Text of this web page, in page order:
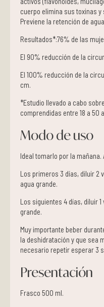
cuerpo elimina sus toxinas y
Previene la retención de
Resultados*:76% de las
El 90% reducción de la
El 100% reducción de la
cm.
*Estudio llevado a cabo
comprendidas entre 18 a 50
Modo de uso
Ideal tomarlo por la
Los primeros 3 días, diluir 2
agua grande.
Los siguientes 4 días, diluir
grande.
Muy importante beber
la deshidratación y que sea
necesario repetir esperar 3
Presentación
Frasco 500 ml.